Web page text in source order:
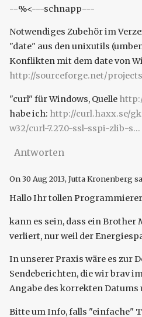
--%<---schnapp---
Notwendiges Zubehör im
"date" aus den unixutils
Konflikten mit dem date von
http://sourceforge.net/
"curl" für Windows, Quelle
habe ich: http://curl.haxx.se/
w32/curl-7.27.0-ssl-sspi-zlib-s...
Antworten
On30 Aug 2013, Jutta Kronenberg
Hallo Ihr tollen
kann es sein, dass ein Brother
verliert, nur weil der
In unserer Praxis wäre es zur
Sendeberichten, die wir brav
Angabe des korrekten Datums
Bitte um Info, falls "einfache"